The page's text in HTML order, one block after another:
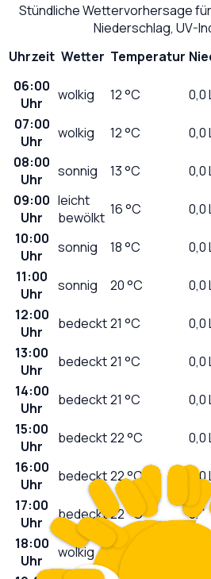
Stündliche Wettervorhersage für
Niederschlag, UV-
Uhrzeit Wetter Temperatur
06:00
Uhr
wolkig 12°C 0,0
07:00
Uhr
wolkig 12°C 0,0
08:00
Uhr
sonnig 13°C 0,0
09:00
Uhr
leicht
bewölkt 16°C 0,0
10:00
Uhr
sonnig 18°C 0,0
11:00
Uhr
sonnig 20°C 0,0
12:00
Uhr
bedeckt21 °C 0,0
13:00
Uhr
bedeckt21 °C 0,0
14:00
Uhr
bedeckt21 °C 0,0
15:00
Uhr
bedeckt22°C 0,0
16:00
Uhr
bedeckt22°C 0,0
17:00
Uhr
bedeckt22°C 0,0
18:00
Uhr
wolkig 22 °C